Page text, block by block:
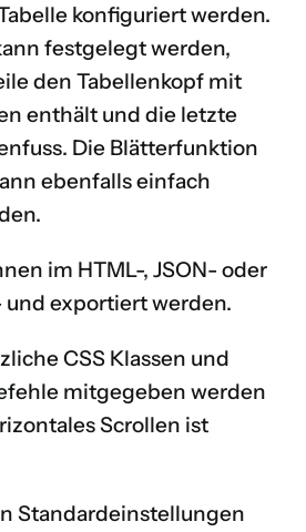
konfiguriert werden.
festgelegt werden,
den Tabellenkopf mit
enthält und die letzte
Die Blätterfunktion
ebenfalls einfach
im HTML-, JSON- oder
und exportiert werden.
CSS Klassen und
mitgegeben werden
Scrollen ist
Standardeinstellungen